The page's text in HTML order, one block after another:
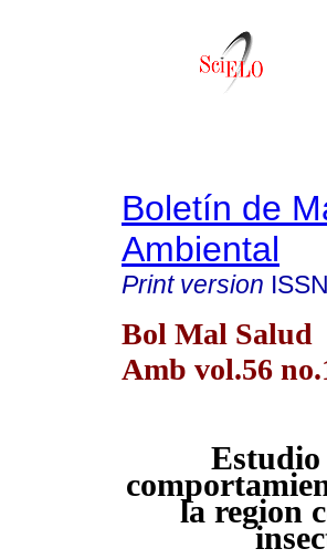
Boletín de
Ambiental
Print version ISSN
Bol Mal Salud
Amb vol.56
la region